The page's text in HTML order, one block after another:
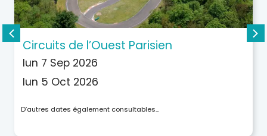
Circuits de l’Ouest Parisien
lun 7 Sep 2026
lun 5 Oct 2026
D’autres dates également consultables…